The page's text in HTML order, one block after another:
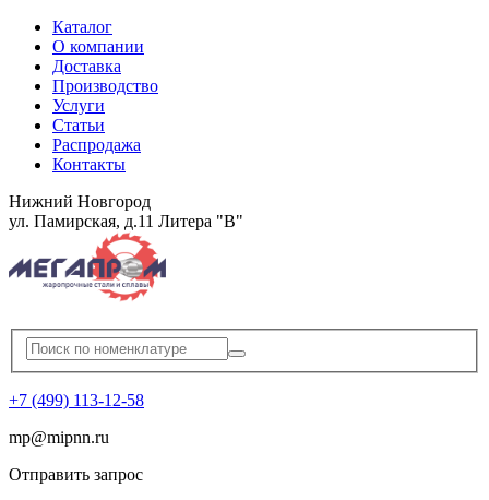
Каталог
О компании
Доставка
Производство
Услуги
Статьи
Распродажа
Контакты
Нижний Новгород
ул. Памирская, д.11 Литера "В"
+7 (499) 113-12-58
mp@mipnn.ru
Отправить запрос